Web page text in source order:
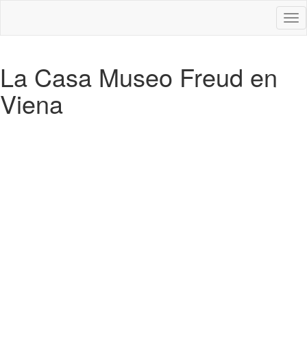
La Casa Museo Freud en
Viena